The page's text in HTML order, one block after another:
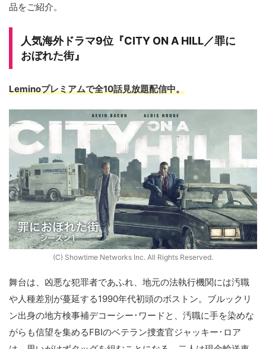
品をご紹介。
人気海外ドラマ9位『CITY ON A HILL／罪に
おぼれた街』
Leminoプレミアムで全10話見放題配信中。
(C) Showtime Networks Inc. All Rights Reserved.
舞台は、凶悪な犯罪者であふれ、地元の法執行機関には汚職
や人種差別が蔓延する1990年代初頭のボストン。ブルックリ
ン出身の地方検事補デコーシー･ワードと、汚職に手を染めな
がらも信望を集めるFBIのベテラン捜査官ジャッキー･ロア